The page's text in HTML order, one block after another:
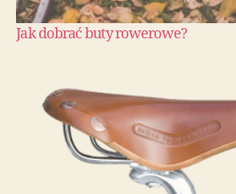
Jak dobrać buty rowerowe?